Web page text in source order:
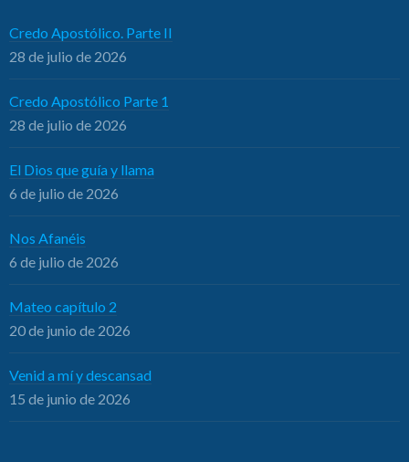
Credo Apostólico. Parte II
28 de julio de 2026
Credo Apostólico Parte 1
28 de julio de 2026
El Dios que guía y llama
6 de julio de 2026
Nos Afanéis
6 de julio de 2026
Mateo capítulo 2
20 de junio de 2026
Venid a mí y descansad
15 de junio de 2026